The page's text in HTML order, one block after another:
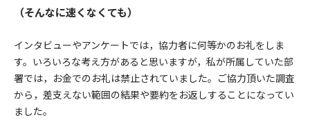
（そんなに速くなくても）
インタビューやアンケートでは，協力者に何等かのお礼をしま
す。いろいろな考え方があると思いますが，私が所属していた部
署では，お金でのお礼は禁止されていました。ご協力頂いた調査
から，差支えない範囲の結果や要約をお返しすることになってい
ました。